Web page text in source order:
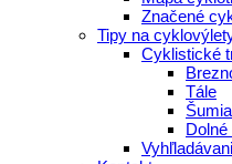
Značené
Tipy na
Cyklistické
Tále